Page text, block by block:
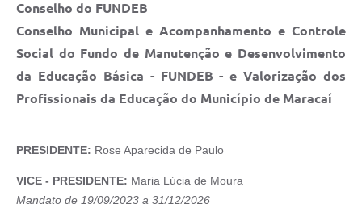
Conselho do FUNDEB
Conselho Municipal e Acompanhamento e Controle
Social do Fundo de Manutenção e Desenvolvimento
da Educação Básica - FUNDEB - e Valorização dos
Profissionais da Educação do Município de Maracaí
PRESIDENTE: Rose Aparecida de Paulo
VICE - PRESIDENTE: Maria Lúcia de Moura
Mandato de 19/09/2023 a 31/12/2026